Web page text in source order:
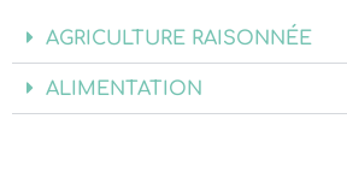
AGRICULTURE RAISONNÉE
ALIMENTATION